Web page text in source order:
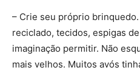
– Crie seu próprio
reciclado, tecidos, espigas
imaginação permitir. Não
mais velhos. Muitos avós